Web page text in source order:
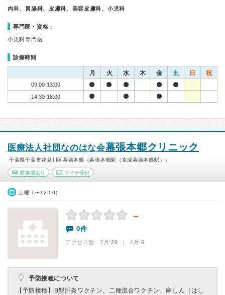
内科、胃腸科、皮膚科、美容皮膚科、小児科
専門医・資格：
小児科専門医
診療時間
月 火 水 木 金 土 日 祝
09:00-13:00
14:30-18:00
医療法人社団なのはな会幕張本郷クリニック
千葉県千葉市花見川区幕張本郷（幕張本郷駅（京成幕張本郷駅））
駐車場あり マイナ受付
土曜（〜12:00）
－
0件
アクセス数 7月:20 | 6月:6
予防接種について
【予防接種】
B型肝炎ワクチン、二種混合ワクチン、麻しん（はし